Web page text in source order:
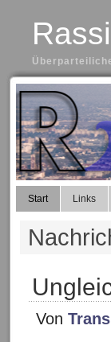
Start Links
Von